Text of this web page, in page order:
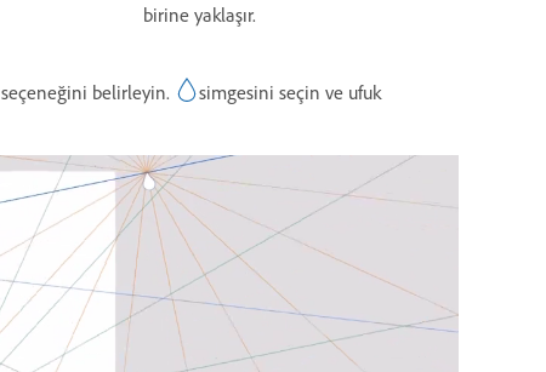
birine yaklaşır.
seçeneğini belirleyin.
simgesini seçin ve ufuk